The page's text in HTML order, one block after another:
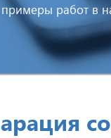
примеры работ в